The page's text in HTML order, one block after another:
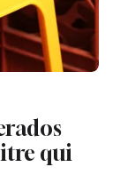
qui